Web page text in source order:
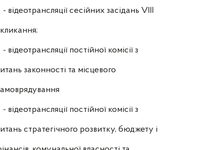
- відеотрансляції сесійних засідань VIII
- відеотрансляції постійної комісії з
законності та місцевого
- відеотрансляції постійної комісії з
стратегічного розвитку, бюджету і